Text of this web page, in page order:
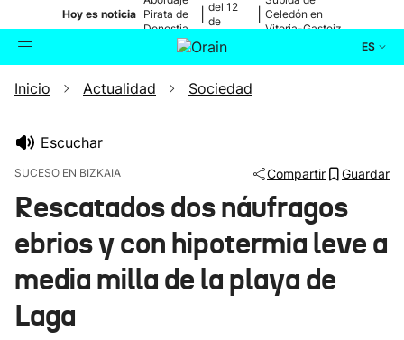
Hoy es noticia Pirata de
Donostia
del 12
de
Celedón en
Vitoria-Gasteiz
ES
Buscador Actualidad
Ikusmiran
Eguraldia
Inicio Actualidad Sociedad
Escuchar
SUCESO EN BIZKAIA Compartir Guardar
Rescatados dos náufragos
ebrios y con hipotermia leve a
media milla de la playa de
Laga